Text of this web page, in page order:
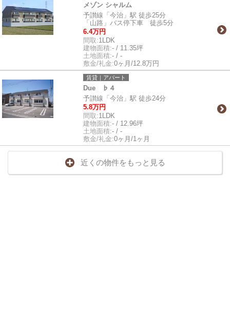
メゾン シャルム
予讃線「今治」駅 徒歩25分
「山路」バス停下車 徒歩5分
6.4万円
間取:1LDK
建物面積:- / 11.35坪
土地面積:- / -
敷金/礼金:0ヶ月/12.8万円
賃貸｜アパート
Due ♭４
予讃線「今治」駅 徒歩24分
5.8万円
間取:1LDK
建物面積:- / 12.96坪
土地面積:- / -
敷金/礼金:0ヶ月/1ヶ月
近くの物件をもっと見る